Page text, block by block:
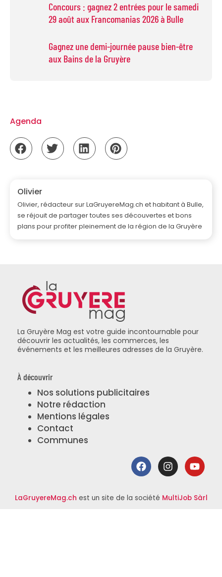
Concours : gagnez 2 entrées pour le samedi
29 août aux Francomanias 2026 à Bulle
Gagnez une demi-journée pause bien-être
aux Bains de la Gruyère
Agenda
Olivier
Olivier, rédacteur sur LaGruyereMag.ch et habitant à Bulle,
se réjouit de partager toutes ses découvertes et bons
plans pour profiter pleinement de la région de la Gruyère
La Gruyère Mag est votre guide incontournable pour
découvrir les actualités, les commerces, les
événements et les meilleures adresses de la Gruyère.
À découvrir
Nos solutions publicitaires
Notre rédaction
Mentions légales
Contact
Communes
LaGruyereMag.ch est un site de la société MultiJob Sàrl